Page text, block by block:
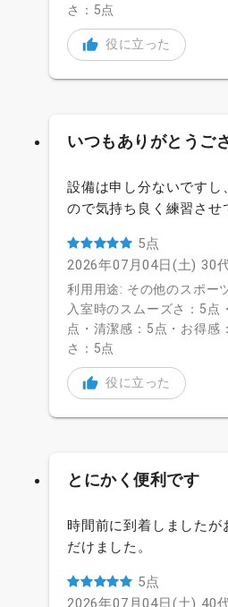
さ：5点
役に立った
いつもありがとうご
設備は申し分ないですし
ので気持ち良く練習させ
5点
2026年07月04日(土) 30
利用用途: その他のスポー
入室時のスムーズさ：5点
点・清潔感：5点・お得感
さ：5点
役に立った
とにかく便利です
時間前に到着しましたが
だけました。
5点
2026年07月04日(土) 40